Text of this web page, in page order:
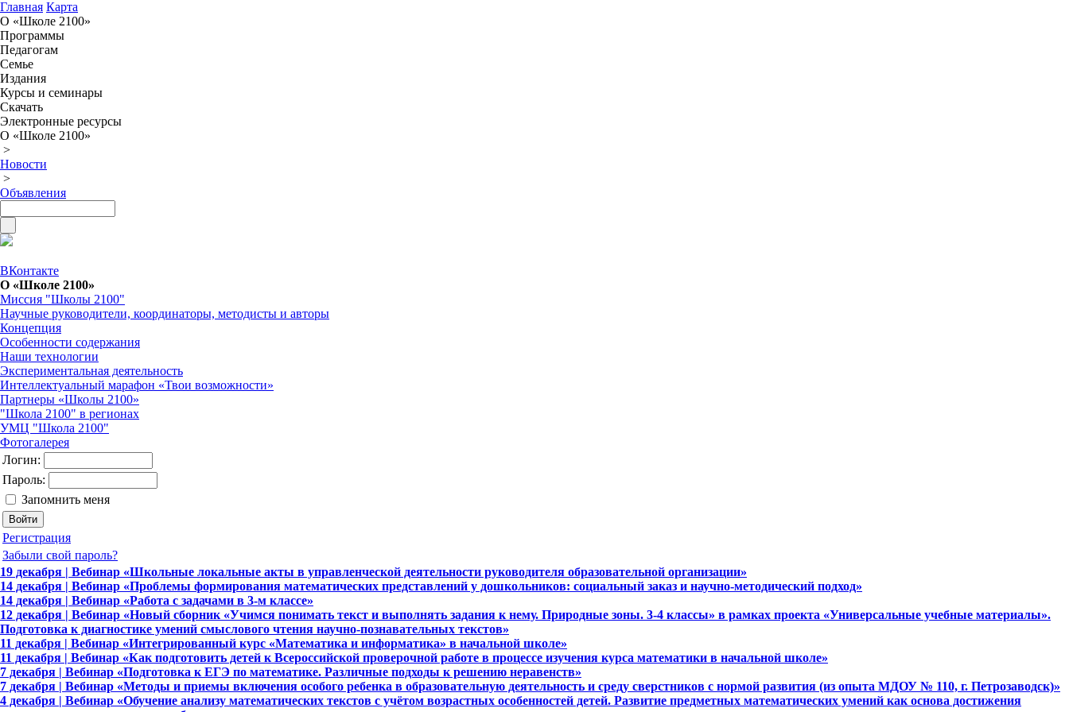
Главная Карта
О «Школе 2100»
Программы
Педагогам
Семье
Издания
Курсы и семинары
Скачать
Электронные ресурсы
О «Школе 2100»
>
Новости
>
Объявления
ВКонтакте
О «Школе 2100»
Миссия "Школы 2100"
Научные руководители, координаторы, методисты и авторы
Концепция
Особенности содержания
Наши технологии
Экспериментальная деятельность
Интеллектуальный марафон «Твои возможности»
Партнеры «Школы 2100»
"Школа 2100" в регионах
УМЦ "Школа 2100"
Фотогалерея
Логин:
Пароль:
Запомнить меня
Регистрация
Забыли свой пароль?
19 декабря | Вебинар «Школьные локальные акты в управленческой деятельности руководителя образовательной организации»
14 декабря | Вебинар «Проблемы формирования математических представлений у дошкольников: социальный заказ и научно-методический подход»
14 декабря | Вебинар «Работа с задачами в 3-м классе»
12 декабря | Вебинар «Новый сборник «Учимся понимать текст и выполнять задания к нему. Природные зоны. 3-4 классы» в рамках проекта «Универсальные учебные материалы».
Подготовка к диагностике умений смыслового чтения научно-познавательных текстов»
11 декабря | Вебинар «Интегрированный курс «Математика и информатика» в начальной школе»
11 декабря | Вебинар «Как подготовить детей к Всероссийской проверочной работе в процессе изучения курса математики в начальной школе»
7 декабря | Вебинар «Подготовка к ЕГЭ по математике. Различные подходы к решению неравенств»
7 декабря | Вебинар «Методы и приемы включения особого ребенка в образовательную деятельность и среду сверстников с нормой развития (из опыта МДОУ № 110, г. Петрозаводск)»
4 декабря | Вебинар «Обучение анализу математических текстов с учётом возрастных особенностей детей. Развитие предметных математических умений как основа достижения